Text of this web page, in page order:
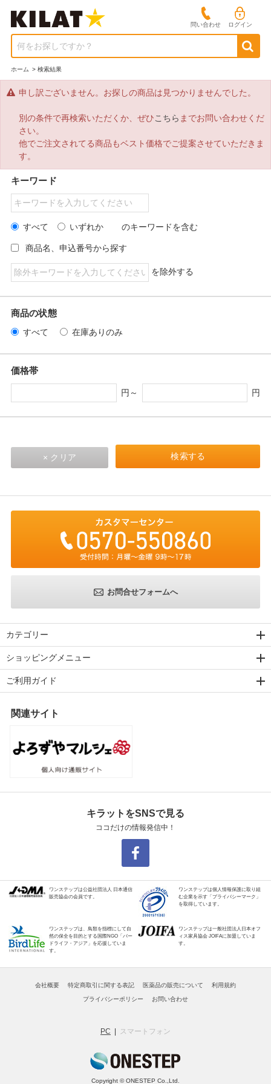
問い合わせ ログイン
何をお探しですか？
ホーム > 検索結果
申し訳ございません。お探しの商品は見つかりませんでした。
別の条件で再検索いただくか、ぜひこちら までお問い合わせくだ
さい。
他でご注文されてる商品もベスト価格でご提案させていただきま
す。
キーワード
すべて いずれか のキーワードを含む
商品名、申込番号から探す
を除外する
商品の状態
すべて 在庫ありのみ
価格帯
円～ 円
お問合せフォームへ
カテゴリー
ショッピングメニュー
ご利用ガイド
関連サイト
キラットをSNSで見る
ココだけの情報発信中！
ワンステップは公益社団法人 日本通信
販売協会の会員です。
ワンステップは個人情報保護に取り組
む企業を示す「プライバシーマーク」
を取得しています。
ワンステップは、鳥類を指標にして自
然の保全を目的とする国際NGO「バー
ドライフ・アジア」を応援していま
す。
ワンステップは一般社団法人日本オフ
ィス家具協会 JOIFAに加盟していま
す。
会社概要 特定商取引に関する表記 医薬品の販売について 利用規約
プライバシーポリシー お問い合わせ
PC スマートフォン
Copyright © ONESTEP Co.,Ltd.